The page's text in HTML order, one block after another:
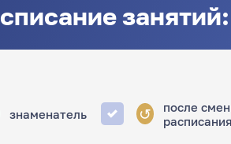
знаменатель ↺
после
расписания